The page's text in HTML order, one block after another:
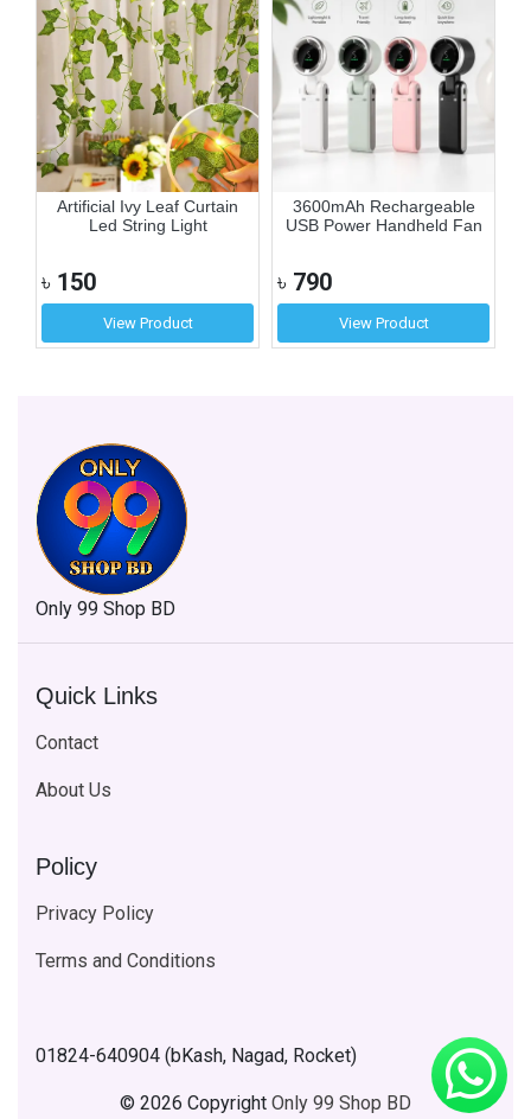
Artificial Ivy Leaf Curtain
Led String Light
৳ 150
View Product
3600mAh Rechargeable
USB Power Handheld Fan
৳ 790
View Product
Only 99 Shop BD
Quick Links
Contact
About Us
Policy
Privacy Policy
Terms and Conditions
01824-640904 (bKash, Nagad, Rocket)
© 2026 Copyright Only 99 Shop BD